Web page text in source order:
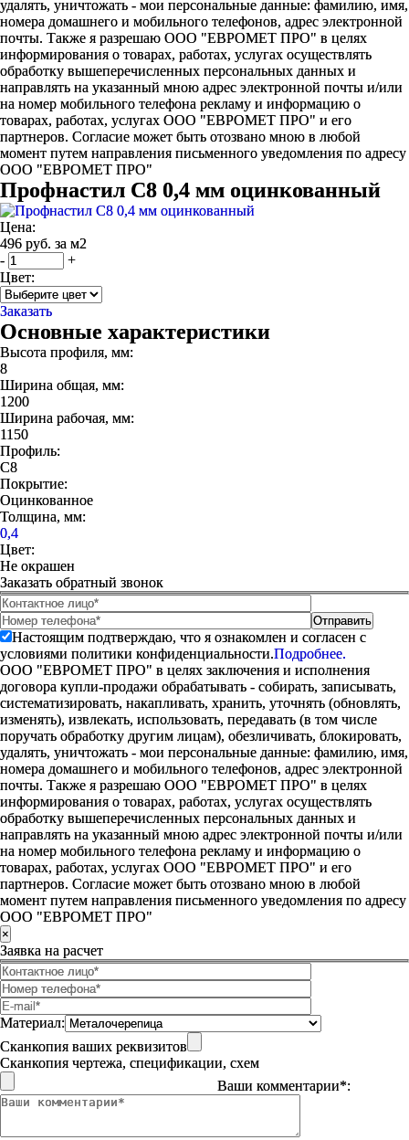
удалять, уничтожать - мои персональные данные: фамилию, имя,
номера домашнего и мобильного телефонов, адрес электронной
почты. Также я разрешаю ООО "ЕВРОМЕТ ПРО" в целях
информирования о товарах, работах, услугах осуществлять
обработку вышеперечисленных персональных данных и
направлять на указанный мною адрес электронной почты и/или
на номер мобильного телефона рекламу и информацию о
товарах, работах, услугах ООО "ЕВРОМЕТ ПРО" и его
партнеров. Согласие может быть отозвано мною в любой
момент путем направления письменного уведомления по адресу
ООО "ЕВРОМЕТ ПРО"
Профнастил С8 0,4 мм оцинкованный
Цена:
496 руб. за м2
-
+
Цвет:
Заказать
Основные характеристики
Высота профиля, мм:
8
Ширина общая, мм:
1200
Ширина рабочая, мм:
1150
Профиль:
С8
Покрытие:
Оцинкованное
Толщина, мм:
0,4
Цвет:
Не окрашен
Заказать обратный звонок
Настоящим подтверждаю, что я ознакомлен и согласен с
условиями политики конфиденциальности.Подробнее.
ООО "ЕВРОМЕТ ПРО" в целях заключения и исполнения
договора купли-продажи обрабатывать - собирать, записывать,
систематизировать, накапливать, хранить, уточнять (обновлять,
изменять), извлекать, использовать, передавать (в том числе
поручать обработку другим лицам), обезличивать, блокировать,
удалять, уничтожать - мои персональные данные: фамилию, имя,
номера домашнего и мобильного телефонов, адрес электронной
почты. Также я разрешаю ООО "ЕВРОМЕТ ПРО" в целях
информирования о товарах, работах, услугах осуществлять
обработку вышеперечисленных персональных данных и
направлять на указанный мною адрес электронной почты и/или
на номер мобильного телефона рекламу и информацию о
товарах, работах, услугах ООО "ЕВРОМЕТ ПРО" и его
партнеров. Согласие может быть отозвано мною в любой
момент путем направления письменного уведомления по адресу
ООО "ЕВРОМЕТ ПРО"
×
Заявка на расчет
Материал:
Сканкопия ваших реквизитов
Сканкопия чертежа, спецификации, схем
Ваши комментарии*: